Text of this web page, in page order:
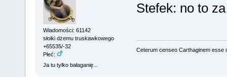
Wiadomości: 61142
słoiki dżemu truskawkowego
+65535/-32
Płeć:
Ja tu tylko bałaganię...
Stefek: no to
Ceterum censeo Carthaginem esse